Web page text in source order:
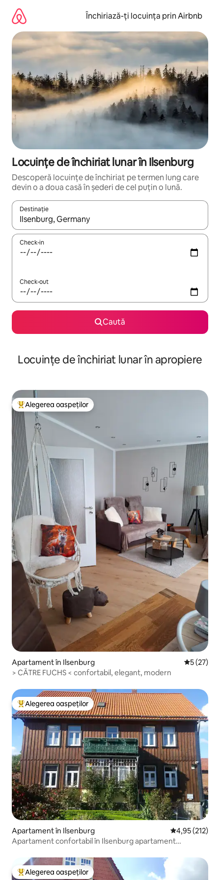
mergi
conținut
Închiriază-ți locuința prin Airbnb
Locuințe de închiriat lunar în Ilsenburg
Descoperă locuințe de închiriat pe termen lung care
devin o a doua casă în șederi de cel puțin o lună.
Destinație
Când se încarcă rezultatele, navighează folosind tastele
Check-in
Check-out
Caută
Locuințe de închiriat lunar în apropiere
Locuință din topul categoriei Alegerea oaspeților
Alegerea oaspeților
Apartament în Ilsenburg Scor
5 (27)
> CĂTRE FUCHS < confortabil, elegant, modern
Locuință din topul categoriei Alegerea oaspeților
Alegerea oaspeților
Apartament în Ilsenburg Scor mediu
4,95 (212)
Apartament confortabil în Ilsenburg apartament
Locuință din topul categoriei Alegerea oaspeților
Alegerea oaspeților